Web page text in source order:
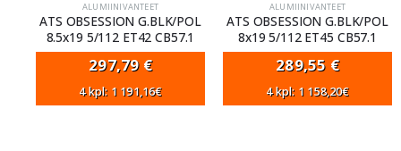
ALUMIINIVANTEET
ATS OBSESSION G.BLK/POL
8.5x19 5/112 ET42 CB57.1
297,79 €
4 kpl: 1 191,16€
ALUMIINIVANTEET
ATS OBSESSION G.BLK/POL
8x19 5/112 ET45 CB57.1
289,55 €
4 kpl: 1 158,20€